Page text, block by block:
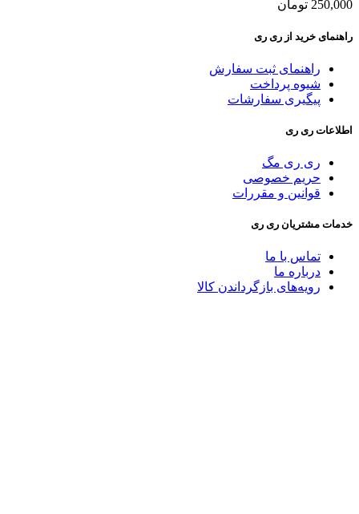
250,000 تومان
راهنمای خرید از ری ری
راهنمای ثبت سفارش
شیوه پرداخت
پیگیری سفارشات
اطلاعات ری ری
ری ری مگ
حریم خصوصی
قوانین و مقررات
خدمات مشتریان ری ری
تماس با ما
درباره ما
رویه‌های بازگرداندن کالا